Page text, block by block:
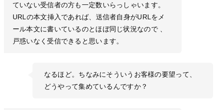
ていない受信者の方も一定数いらっしゃいます。
URLの本文挿入であれば、送信者自身がURLをメ
ール本文に書いているのとほぼ同じ状況なので 、
戸惑いなく受信できると思います。
なるほど。ちなみにそういうお客様の要望って、
どうやって集めているんですか？